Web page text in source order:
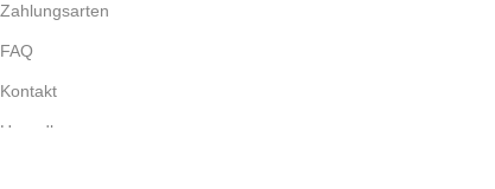
Zahlungsarten
FAQ
Kontakt
Haendler